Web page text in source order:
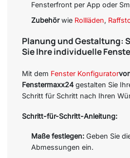
Fensterfront per App oder
Zubehörwie Rollläden,
Planung und Gestaltung:
Sie Ihre individuelle
Mit dem Fenster Konfigurator
Fenstermaxx24 gestalten Sie
Schritt für Schritt nach Ihren
Schritt-für-Schritt-Anleitung:
Maße festlegen:Geben Sie
Abmessungen ein.